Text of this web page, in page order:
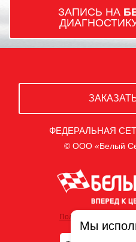
ЗАПИСЬ НА
ФЕДЕРАЛЬНАЯ
© ООО «Белый
Политика обработки
Мы